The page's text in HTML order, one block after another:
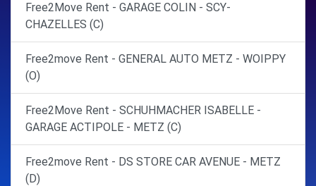
Free2Move Rent - GARAGE COLIN - SCY-
CHAZELLES (C)
Free2move Rent - GENERAL AUTO METZ - WOIPPY
(O)
Free2Move Rent - SCHUHMACHER ISABELLE -
GARAGE ACTIPOLE - METZ (C)
Free2move Rent - DS STORE CAR AVENUE - METZ
(D)